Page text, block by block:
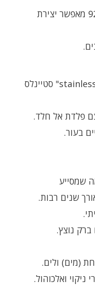
– כסף 925 מאפשר יצירת
– באנגלית "stainless steel" סטיינלס
פלדת אל חלד.
בעור.
שנים רבות.
נוצץ.
(מים) ולים.
ואלכוהול.